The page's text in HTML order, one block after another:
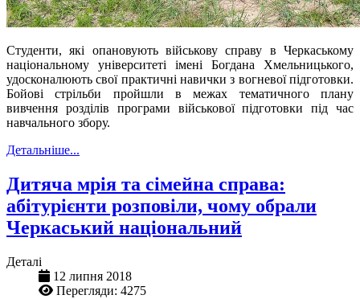
Студенти, які опановують військову справу в Черкаському
національному університеті імені Богдана Хмельницького,
удосконалюють свої практичні навички з вогневої підготовки.
Бойові стрільби пройшли в межах тематичного плану
вивчення розділів програми військової підготовки під час
навчального збору.
Детальніше...
Дитяча мрія та сімейна справа:
абітурієнти розповіли, чому обрали
Черкаський національний
Деталі
12 липня 2018
Перегляди: 4275